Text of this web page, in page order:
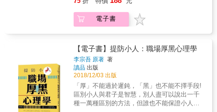
話的刺激。只要被質疑，他們就會燃起鬥志，
用於「營造形象」、「網路社交」、「戀
愛」、「職場」， 而且執行容易，只要調整一
下姿勢、動作、眼神以及說話的方式，就能獲
得顯著的效果， 幫助你在短時間內成為人見人
愛的好感王，機會手到擒來！ & 本書特色 & ◎
傳授能用於「營造形象」、「網路社交」、
「戀愛」、「職場」的38則暗黑攻心計！ ◎與
時俱進！書中收錄的心理技巧全都可以運用於
網路世界！ ◎搭配簡明圖說解釋心理學技巧，
快速掌握人心不費力！ &
對方心中的好感度！ & ──想在視訊通話時掌握
主導權►在彼此視線相交時，【先移開視
線】！ 在彼此視線相交時，先移開視線能展現
的節奏。 & ──攻略心儀對象►利用【認知失
調】的機制，請喜歡的人幫忙，他就會對你產
生好感！ 被要求幫忙時，對方會產生「應該要
幫忙，但覺得很麻煩」的矛盾心情，為了修正
矛盾，對方會在心中告訴自己「是因為我喜歡
這個人，所以才會幫忙」，結果對你產生好
感。 & ──想毫不費力地驅使他人為你做事►以
身邊的朋友、同事、主管，真正的厚黑學是一
種行事智慧。你可以不厚黑，但是當你遇到厚
黑的人你可以有辦法去應對。這才是行走於社
至還很認真。因為懾於壓力，礙於禮儀，拘於
制度，限於條件，我們進了不想進的門，陪了
不想陪的客人，送了不想送的禮，笑了不想笑
的笑，這樣的情況經常有。人都想自由自在，
都想隨心所欲，但是，世界從來不是看著你的
眼色行事的，相反的，我們每個人都是在被動
地做一些自己不想做的事。違心，有自我壓
抑，也有融合群體的親和力，可以是軟弱者的
電子書
【電子書】提防小人：職場厚黑心理學
李宗吾 原著 著
讀品 出版
2018/12/03 出版
「厚」不能過於遲鈍，「黑」也不能不擇手段!
區別小人與君子是智慧，別人盡可以說出一千
種一萬種區別的方法，但誰也不能保證小人沒